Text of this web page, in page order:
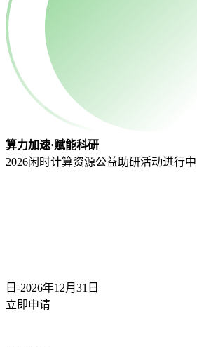
算力加速·赋能科研
2026闲时计算资源公益助研活动进行中
日-2026年12月31 日
立即申请